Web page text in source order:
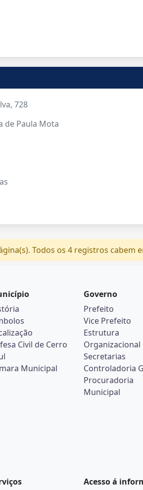
728
de Paula Mota
Todos os 4 registros cabem
Civil de Cerro
Municipal
Governo
Prefeito
Vice Prefeito
Estrutura
Organizacional
Secretarias
Controladoria
Procuradoria
Municipal
Acesso á